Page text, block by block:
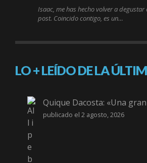
Isaac, me has hecho volver a
post. Coincido contigo, es un…
LO + LEÍDO DE LA
Quique Dacosta: «Una
publicado el 2 agosto, 2026